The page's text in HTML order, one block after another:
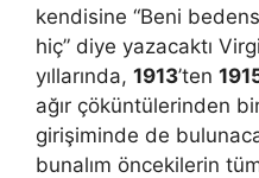
kendisine “Beni
hiç” diye yazacaktı
yıllarında, 1913’ten
ağır çöküntülerinden
girişiminde de
bunalım öncekilerin